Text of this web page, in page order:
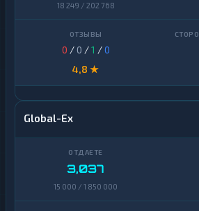
18 249 / 202 768
0 / 0 /1 /0
4,8 ★
Global-Ex
3,037
15 000 / 1 850 000